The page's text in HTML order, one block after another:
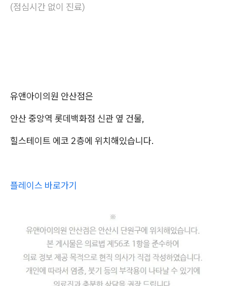
(점심시간 없이 진료)
유앤아이의원 안산점은
안산 중앙역 롯데백화점 신관 옆 건물,
힐스테이트 에코 2층에 위치해있습니다.
플레이스 바로가기